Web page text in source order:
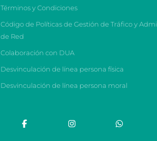
Términos y Condiciones
Código de Políticas de Gestión de Tráfico y
de Red
Colaboración con DUA
Desvinculación de línea persona física
Desvinculación de línea persona moral